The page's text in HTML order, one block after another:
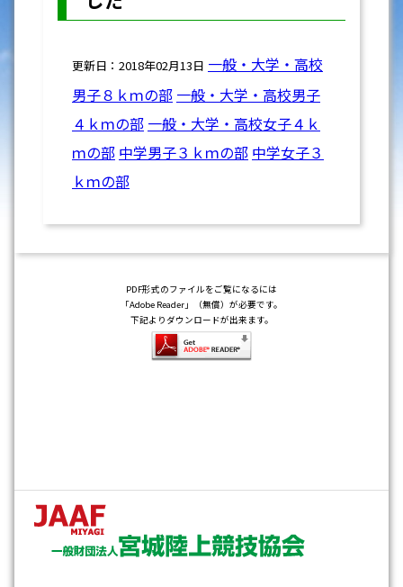
更新日：2018年02月13日 一般・大学・高校
男子８ｋｍの部 一般・大学・高校男子
４ｋｍの部 一般・大学・高校女子４ｋ
ｍの部 中学男子３ｋｍの部 中学女子３
ｋｍの部
PDF形式のファイルをご覧になるには
「Adobe Reader」（無償）が必要です。
下記よりダウンロードが出来ます。